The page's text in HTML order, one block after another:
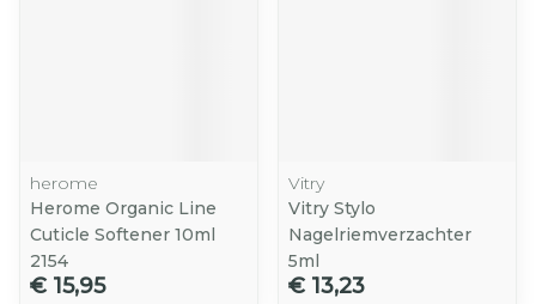
herome
Herome Organic Line
Cuticle Softener 10ml
2154
€ 15,95
Vitry
Vitry Stylo
Nagelriemverzachter
5ml
€ 13,23